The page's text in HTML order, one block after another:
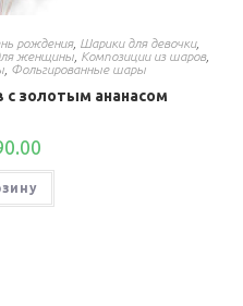
рождения, Шарики для девочки,
женщины Композиции из шаров,
, Фольгированные шары
с золотым ананасом